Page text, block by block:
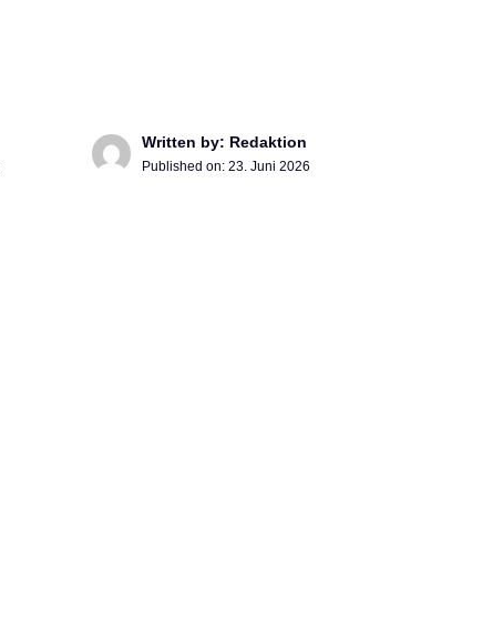
Written by: Redaktion
Published on: 23. Juni 2026